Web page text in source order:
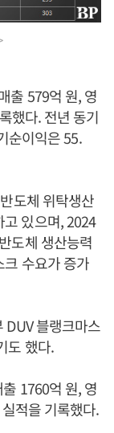
출 579억 원, 영
했다. 전년 동기
순이익은 55.
도체 위탁생산
있으며, 2024
도체 생산능력
수요가 증가
DUV 블랭크마스
도 했다.
1760억 원, 영
적을 기록했다.